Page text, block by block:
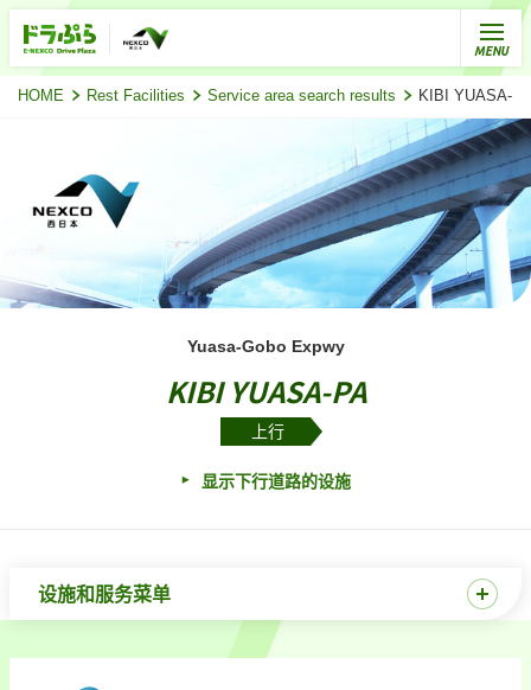
HOME Rest Facilities Service area search results KIBI YUASA-
Yuasa-Gobo Expwy
KIBI YUASA-PA
上行
显示下行道路的设施
设施和服务菜单